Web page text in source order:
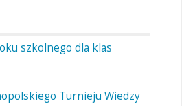
szkolnego dla klas
Turnieju Wiedzy